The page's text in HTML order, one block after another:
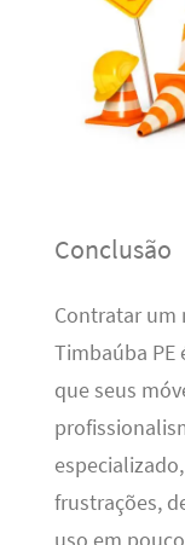
Conclusão
Contratar um
Timbaúba PE
que seus
frustrações,